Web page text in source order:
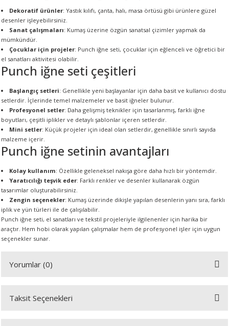
Dekoratif ürünler: Yastık kılıfı, çanta, halı, masa örtüsü gibi ürünlere güzel
desenler işleyebilirsiniz.
Sanat çalışmaları: Kumaş üzerine özgün sanatsal çizimler yapmak da
mümkündür.
Çocuklar için projeler: Punch iğne seti, çocuklar için eğlenceli ve öğretici bir
el sanatları aktivitesi olabilir.
Punch iğne seti çeşitleri
Başlangıç setleri: Genellikle yeni başlayanlar için daha basit ve kullanıcı dostu
setlerdir. İçlerinde temel malzemeler ve basit iğneler bulunur.
Profesyonel setler: Daha gelişmiş teknikler için tasarlanmış, farklı iğne
boyutları, çeşitli iplikler ve detaylı şablonlar içeren setlerdir.
Mini setler: Küçük projeler için ideal olan setlerdir, genellikle sınırlı sayıda
malzeme içerir.
Punch iğne setinin avantajları
Kolay kullanım: Özellikle geleneksel nakışa göre daha hızlı bir yöntemdir.
Yaratıcılığı teşvik eder: Farklı renkler ve desenler kullanarak özgün
tasarımlar oluşturabilirsiniz.
Zengin seçenekler: Kumaş üzerinde dikişle yapılan desenlerin yanı sıra, farklı
iplik ve yün türleri ile de çalışılabilir.
Punch iğne seti, el sanatları ve tekstil projeleriyle ilgilenenler için harika bir
araçtır. Hem hobi olarak yapılan çalışmalar hem de profesyonel işler için uygun
seçenekler sunar.
Yorumlar (0)
Bu ürüne ilk yorumu siz yapın!
Taksit Seçenekleri